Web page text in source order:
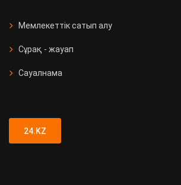
Мемлекеттік сатып алу
Сұрақ - жауап
Сауалнама
24.KZ